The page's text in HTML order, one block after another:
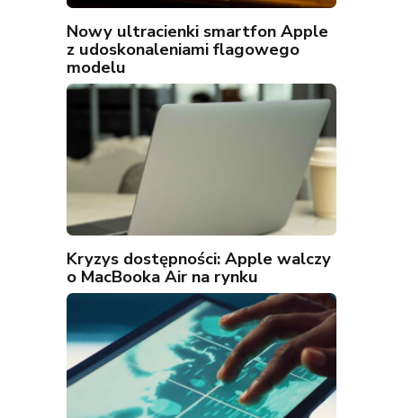
Nowy ultracienki smartfon Apple
z udoskonaleniami flagowego
modelu
Kryzys dostępności: Apple walczy
o MacBooka Air na rynku